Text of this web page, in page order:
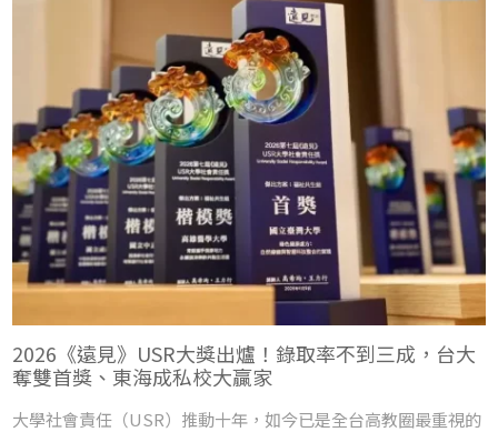
2026《遠見》USR大獎出爐！錄取率不到三成，台大
奪雙首獎、東海成私校大贏家
大學社會責任（USR）推動十年，如今已是全台高教圈最重視的